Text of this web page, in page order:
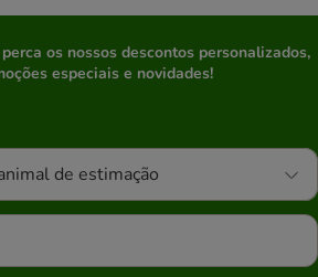
os nossos descontos personalizados,
especiais e novidades!
de estimação